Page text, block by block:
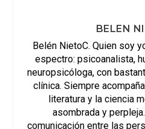
BELEN
Belén NietoC. Quien soy
espectro: psicoanalista,
neuropsicóloga, con
clínica. Siempre
literatura y la ciencia
asombrada y
comunicación entre las